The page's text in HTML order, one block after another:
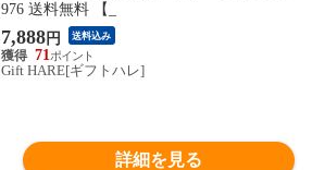
976 送料無料 【_
7,888円 送料込み
71
Gift HARE[ギフトハレ]
詳細を見る